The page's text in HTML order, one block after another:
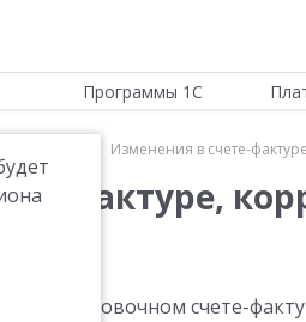
Программы 1С
Изменения в счете-
фактуре,
счете-